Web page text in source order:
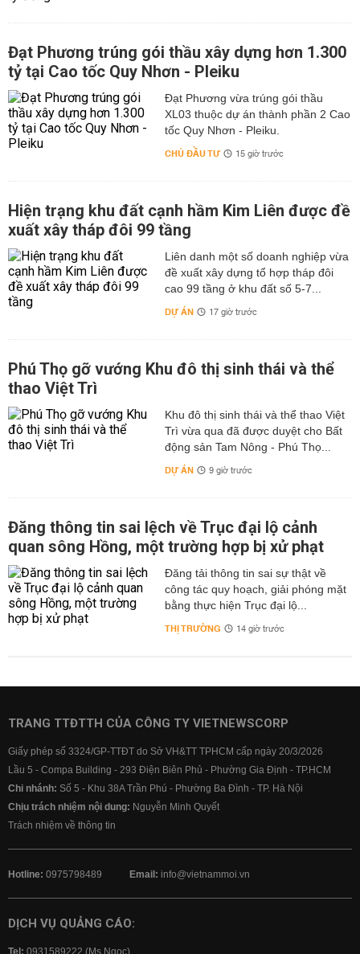
Đạt Phương trúng gói thầu xây dựng hơn 1.300
tỷ tại Cao tốc Quy Nhơn - Pleiku
Đạt Phương vừa trúng gói thầu
XL03 thuộc dự án thành phần 2 Cao
tốc Quy Nhơn - Pleiku.
CHỦ ĐẦU TƯ 15 giờ trước
Hiện trạng khu đất cạnh hầm Kim Liên được đề
xuất xây tháp đôi 99 tầng
Liên danh một số doanh nghiệp vừa
đề xuất xây dựng tổ hợp tháp đôi
cao 99 tầng ở khu đất số 5-7...
DỰ ÁN 17 giờ trước
Phú Thọ gỡ vướng Khu đô thị sinh thái và thể
thao Việt Trì
Khu đô thị sinh thái và thể thao Việt
Trì vừa qua đã được duyệt cho Bất
động sản Tam Nông - Phú Thọ...
DỰ ÁN 9 giờ trước
Đăng thông tin sai lệch về Trục đại lộ cảnh
quan sông Hồng, một trường hợp bị xử phạt
Đăng tải thông tin sai sự thật về
công tác quy hoạch, giải phóng mặt
bằng thực hiện Trục đại lộ...
THỊ TRƯỜNG 14 giờ trước
TRANG TTĐTTH CỦA CÔNG TY VIETNEWSCORP
Giấy phép số 3324/GP-TTĐT do Sở VH&TT TPHCM cấp ngày 20/3/2026
Lầu 5 - Compa Building - 293 Điện Biên Phủ - Phường Gia Định - TP.HCM
Chi nhánh: Số 5 - Khu 38A Trần Phú - Phường Ba Đình - TP. Hà Nội
Chịu trách nhiệm nội dung: Nguyễn Minh Quyết
Trách nhiệm về thông tin
Hotline: 0975798489 Email: info@vietnammoi.vn
DỊCH VỤ QUẢNG CÁO:
Tel: 0931589222 (Ms Ngọc)